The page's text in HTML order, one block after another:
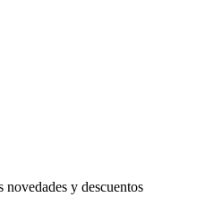
novedades y descuentos